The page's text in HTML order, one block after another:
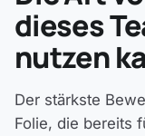
dieses
nutzen
Der stärkste
Folie, die bereits